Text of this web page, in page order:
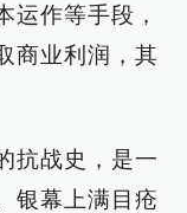
运作等手段，
商业利润，其
抗战史，是一
银幕上满目疮